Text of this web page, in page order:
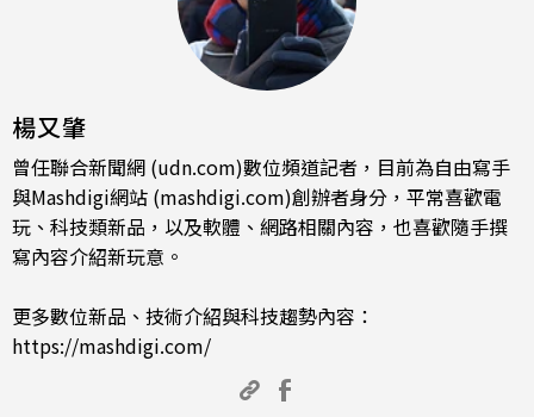
楊又肇
曾任聯合新聞網 (udn.com)數位頻道記者，目前為自由寫手
與Mashdigi網站 (mashdigi.com)創辦者身分，平常喜歡電
玩、科技類新品，以及軟體、網路相關內容，也喜歡隨手撰
寫內容介紹新玩意。
更多數位新品、技術介紹與科技趨勢內容：
https://mashdigi.com/